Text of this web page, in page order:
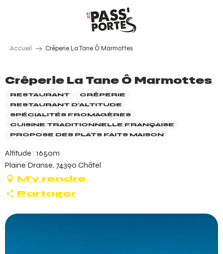
Accueil Crêperie La Tane Ô Marmottes
Crêperie La Tane Ô Marmottes
RESTAURANT
CRÊPERIE
RESTAURANT D'ALTITUDE
SPÉCIALITÉS FROMAGÈRES
CUISINE TRADITIONNELLE FRANÇAISE
PROPOSE DES PLATS FAITS MAISON
Altitude : 1650m
Plaine Dranse, 74390 Châtel
M'y rendre
Partager